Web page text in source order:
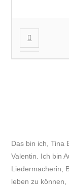
Das bin ich, Tina
Valentin. Ich bin
Liedermacherin,
leben zu